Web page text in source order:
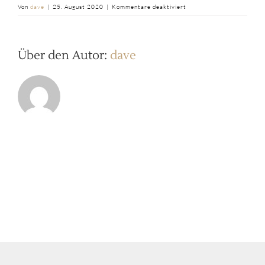
Von dave | 25. August 2020 | Kommentare deaktiviert
b2ap3_large_IMG_3609
Über den Autor: dave